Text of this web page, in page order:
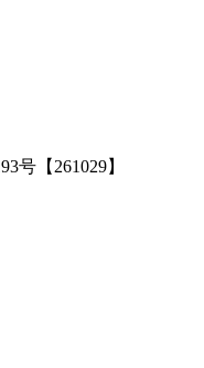
号【261029】